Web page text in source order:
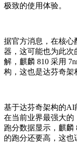
极致的使用体验。
据官方消息，在核心
器，这可能也为此次
解，麒麟 810 采用
构，这也是达芬奇架
基于达芬奇架构的AI
在当前业界最强大的
跑分数据显示，麒麟
的跑分还要高，这也